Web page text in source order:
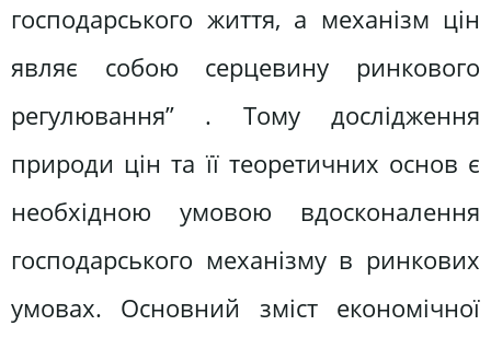
господарського життя, а механізм цін
являє собою серцевину ринкового
регулювання” . Тому дослідження
природи цін та її теоретичних основ є
необхідною умовою вдосконалення
господарського механізму в ринкових
умовах. Основний зміст економічної